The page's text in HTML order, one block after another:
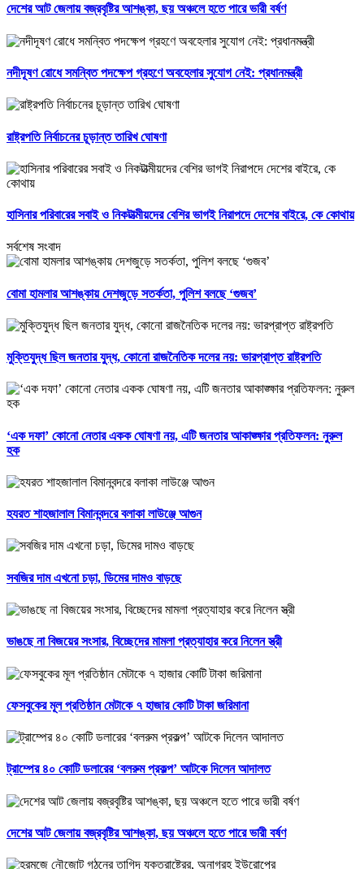
দেশের আট জেলায় বজ্রবৃষ্টির আশঙ্কা, ছয় অঞ্চলে হতে পারে ভারী বর্ষণ
নদীদূষণ রোধে সমন্বিত পদক্ষেপ গ্রহণে অবহেলার সুযোগ নেই: প্রধানমন্ত্রী
রাষ্ট্রপতি নির্বাচনের চূড়ান্ত তারিখ ঘোষণা
হাসিনার পরিবারের সবাই ও নিকটাত্মীয়দের বেশির ভাগই নিরাপদে দেশের বাইরে, কে কোথায়
সর্বশেষ সংবাদ
বোমা হামলার আশঙ্কায় দেশজুড়ে সতর্কতা, পুলিশ বলছে ‘গুজব’
মুক্তিযুদ্ধ ছিল জনতার যুদ্ধ, কোনো রাজনৈতিক দলের নয়: ভারপ্রাপ্ত রাষ্ট্রপতি
‘এক দফা’ কোনো নেতার একক ঘোষণা নয়, এটি জনতার আকাঙ্ক্ষার প্রতিফলন: নুরুল
হক
হযরত শাহজালাল বিমানবন্দরে বলাকা লাউঞ্জে আগুন
সবজির দাম এখনো চড়া, ডিমের দামও বাড়ছে
ভাঙছে না বিজয়ের সংসার, বিচ্ছেদের মামলা প্রত্যাহার করে নিলেন স্ত্রী
ফেসবুকের মূল প্রতিষ্ঠান মেটাকে ৭ হাজার কোটি টাকা জরিমানা
ট্রাম্পের ৪০ কোটি ডলারের ‘বলরুম প্রকল্প’ আটকে দিলেন আদালত
দেশের আট জেলায় বজ্রবৃষ্টির আশঙ্কা, ছয় অঞ্চলে হতে পারে ভারী বর্ষণ